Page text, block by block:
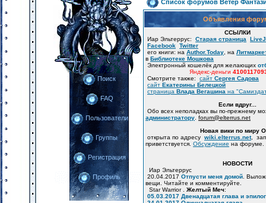
Поиск
FAQ
Пользователи
Группы
Регистрация
Профиль
Список форумов Ветер
Объявления
ССЫЛКИ
Иар Эльтеррус: Старая страница
Facebook Twitter
его книги: на Author.Today , на
в Библиотеке Мошкова
Электронный кошелёк для желающих
Яндекс-деньги
Смотрите также: сайт Сергея Садова
сайт Екатерины Белецкой
страница Влада Вегашина на
Если вдруг...
Обо всех неполадках вы по-прежнему
администратору forum@elterrus.net
Новая вики по миру
открыта по адресу wiki.elterrus.net,
приветствуется. Обсуждение на форуме.
НОВОСТИ
Иар Эльтеррус
20.04.2017 Отпусти меня домой .
вещи. Читайте и комментируйте.
Star Warrior . Желтый Меч:
05.03.2017 Двенадцатая глава и эпилог